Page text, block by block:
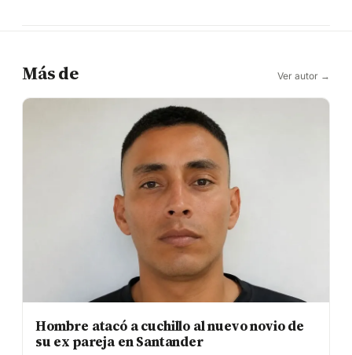
Más de Ver autor →
Hombre atacó a cuchillo al nuevo novio de
su ex pareja en Santander